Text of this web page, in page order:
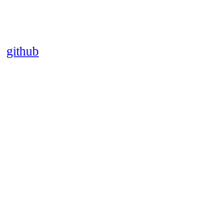
github